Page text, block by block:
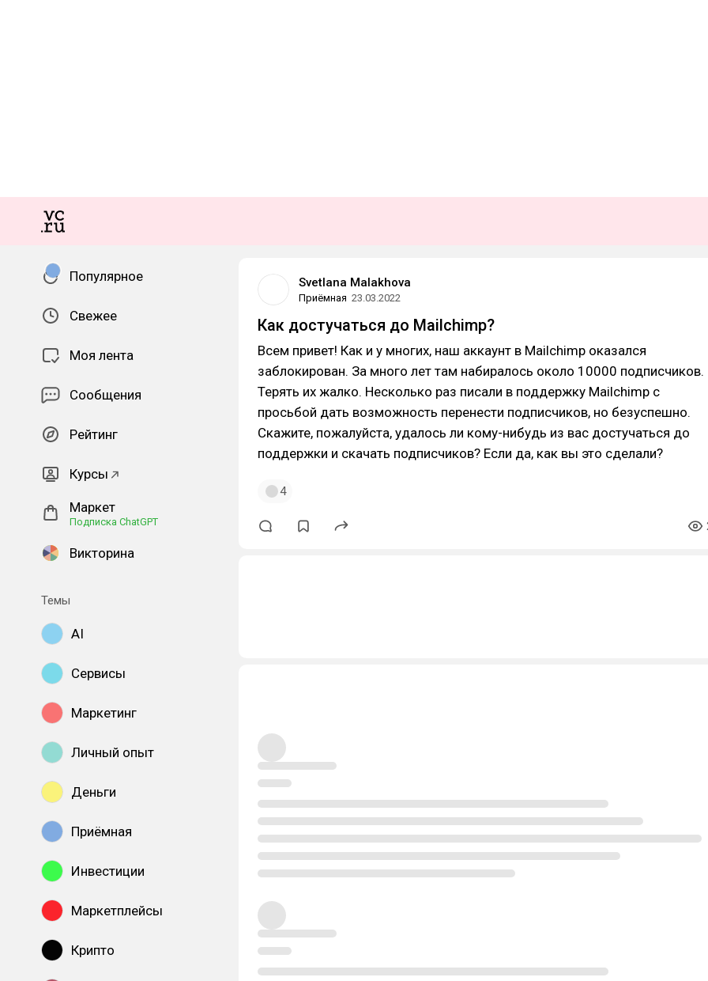
Популярное
Свежее
Моя лента
Сообщения
Рейтинг
Курсы
Маркет
Подписка ChatGPT
Викторина
Темы
AI
Сервисы
Маркетинг
Личный опыт
Деньги
Приёмная
Инвестиции
Маркетплейсы
Крипто
Svetlana Malakhova
Приёмная 23.03.2022
Как достучаться до Mailchimp?
Всем привет! Как и у многих, наш аккаунт в Mailchimp оказался
заблокирован. За много лет там набиралось около 10000 подписчиков.
Терять их жалко. Несколько раз писали в поддержку Mailchimp с
просьбой дать возможность перенести подписчиков, но безуспешно.
Скажите, пожалуйста, удалось ли кому-нибудь из вас достучаться до
поддержки и скачать подписчиков? Если да, как вы это сделали?
4